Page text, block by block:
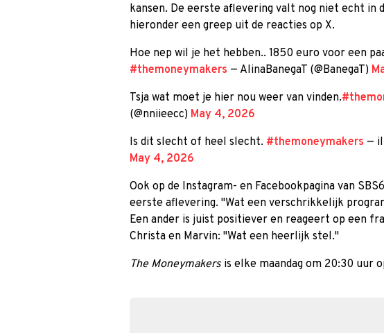
kansen. De eerste aflevering valt nog niet echt in
hieronder een greep uit de reacties op X.
Hoe nep wil je het hebben.. 1850 euro voor een
#themoneymakers — AlinaBanegaT (@BanegaT)
Tsja wat moet je hier nou weer van vinden.
(@nniieecc) May 4, 2026
Is dit slecht of heel slecht. #themoneymakers —
May 4, 2026
Ook op de Instagram- en Facebookpagina van
eerste aflevering. ''Wat een verschrikkelijk
Een ander is juist positiever en reageert op een
Christa en Marvin: ''Wat een heerlijk stel.''
The Moneymakers is elke maandag om 20:30 uur